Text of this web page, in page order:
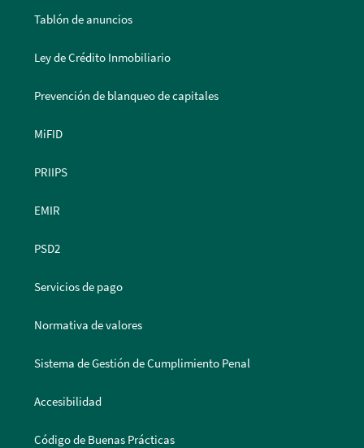
Tablón de anuncios
Ley de Crédito Inmobiliario
Prevención de blanqueo de capitales
MiFID
PRIIPS
EMIR
PSD2
Servicios de pago
Normativa de valores
Sistema de Gestión de Cumplimiento Penal
Accesibilidad
Código de Buenas Prácticas